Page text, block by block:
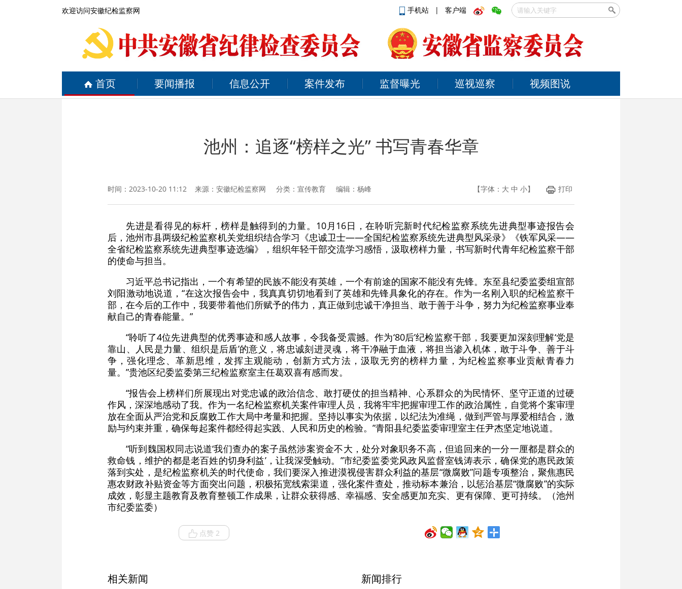
欢迎访问安徽纪检监察网 手机站 | 客户端
首页 要闻播报 信息公开 案件发布 监督曝光 巡视巡察 视频图说
池州：追逐“榜样之光” 书写青春华章
时间：2023-10-20 11:12 来源： 安徽纪检监察网 分类：宣传教育 编辑：杨峰 【字体： 大 中 小】 打印
先进是看得见的标杆，榜样是触得到的力量。10月16日，在聆听完新时代纪检监察系统先进典型事迹报告会
后，池州市县两级纪检监察机关党组织结合学习《忠诚卫士——全国纪检监察系统先进典型风采录》《铁军风采——
全省纪检监察系统先进典型事迹选编》，组织年轻干部交流学习感悟，汲取榜样力量，书写新时代青年纪检监察干部
的使命与担当。
习近平总书记指出，一个有希望的民族不能没有英雄，一个有前途的国家不能没有先锋。东至县纪委监委组宣部
刘阳激动地说道，“在这次报告会中，我真真切切地看到了英雄和先锋具象化的存在。作为一名刚入职的纪检监察干
部，在今后的工作中，我要带着他们所赋予的伟力，真正做到忠诚干净担当、敢于善于斗争，努力为纪检监察事业奉
献自己的青春能量。”
“聆听了4位先进典型的优秀事迹和感人故事，令我备受震撼。作为‘80后’纪检监察干部，我要更加深刻理解‘党是
靠山、人民是力量、组织是后盾’的意义，将忠诚刻进灵魂，将干净融于血液，将担当渗入机体，敢于斗争、善于斗
争，强化理念、革新思维，发挥主观能动，创新方式方法，汲取无穷的榜样力量，为纪检监察事业贡献青春力
量。”贵池区纪委监委第三纪检监察室主任葛双喜有感而发。
“报告会上榜样们所展现出对党忠诚的政治信念、敢打硬仗的担当精神、心系群众的为民情怀、坚守正道的过硬
作风，深深地感动了我。作为一名纪检监察机关案件审理人员，我将牢牢把握审理工作的政治属性，自觉将个案审理
放在全面从严治党和反腐败工作大局中考量和把握。坚持以事实为依据，以纪法为准绳，做到严管与厚爱相结合，激
励与约束并重，确保每起案件都经得起实践、人民和历史的检验。”青阳县纪委监委审理室主任尹杰坚定地说道。
“听到魏国权同志说道‘我们查办的案子虽然涉案资金不大，处分对象职务不高，但追回来的一分一厘都是群众的
救命钱，维护的都是老百姓的切身利益’，让我深受触动。”市纪委监委党风政风监督室钱涛表示，确保党的惠民政策
落到实处，是纪检监察机关的时代使命，我们要深入推进漠视侵害群众利益的基层“微腐败”问题专项整治，聚焦惠民
惠农财政补贴资金等方面突出问题，积极拓宽线索渠道，强化案件查处，推动标本兼治，以惩治基层“微腐败”的实际
成效，彰显主题教育及教育整顿工作成果，让群众获得感、幸福感、安全感更加充实、更有保障、更可持续。（池州
市纪委监委）
点赞 2
相关新闻 新闻排行